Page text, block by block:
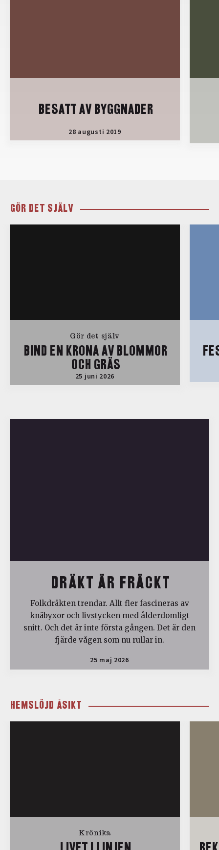
BESATT AV BYGGNADER
28 augusti 2019
GÖR DET SJÄLV
Gör det själv
BIND EN KRONA AV BLOMMOR
OCH GRÄS
25 juni 2026
DRÄKT ÄR FRÄCKT
Folkdräkten trendar. Allt fler fascineras av
knäbyxor och livstycken med ålderdomligt
snitt. Och det är inte första gången. Det är den
fjärde vågen som nu rullar in.
25 maj 2026
HEMSLÖJD ÅSIKT
Krönika